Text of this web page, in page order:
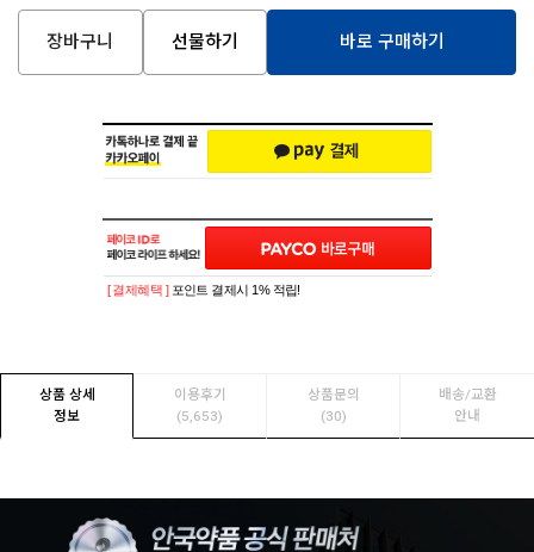
장바구니 선물하기 바로 구매하기
[ 결제혜택 ] 포인트 결제시 1% 적립!
상품 상세
정보
이용후기
(5,653)
상품문의
(30)
배송/교환
안내